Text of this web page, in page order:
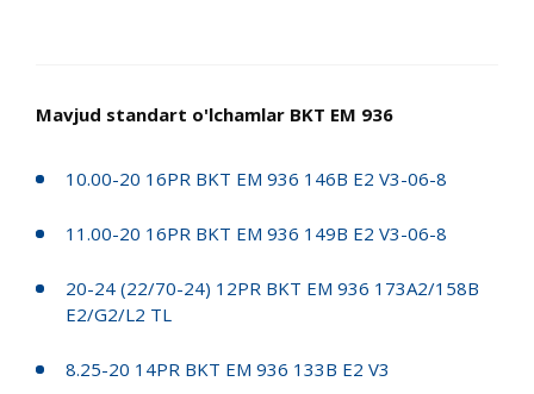
Mavjud standart o'lchamlar BKT EM 936
10.00-20 16PR BKT EM 936 146B E2 V3-06-8
11.00-20 16PR BKT EM 936 149B E2 V3-06-8
20-24 (22/70-24) 12PR BKT EM 936 173A2/158B
E2/G2/L2 TL
8.25-20 14PR BKT EM 936 133B E2 V3